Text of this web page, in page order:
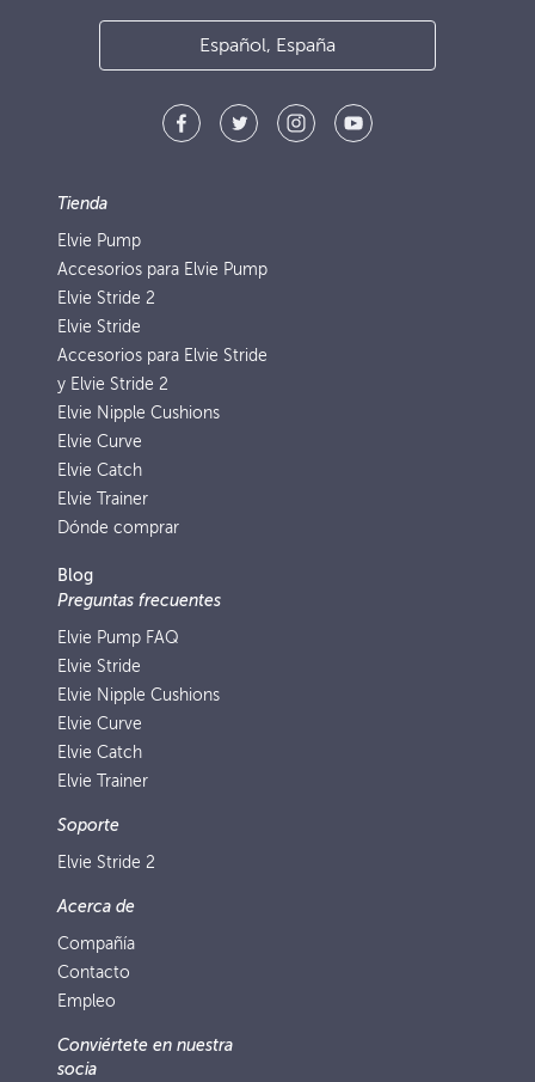
Español, España
Tienda
Elvie Pump
Accesorios para Elvie Pump
Elvie Stride 2
Elvie Stride
Accesorios para Elvie Stride
y Elvie Stride 2
Elvie Nipple Cushions
Elvie Curve
Elvie Catch
Elvie Trainer
Dónde comprar
Blog
Preguntas frecuentes
Elvie Pump FAQ
Elvie Stride
Elvie Nipple Cushions
Elvie Curve
Elvie Catch
Elvie Trainer
Soporte
Elvie Stride 2
Acerca de
Compañía
Contacto
Empleo
Conviértete en nuestra
socia